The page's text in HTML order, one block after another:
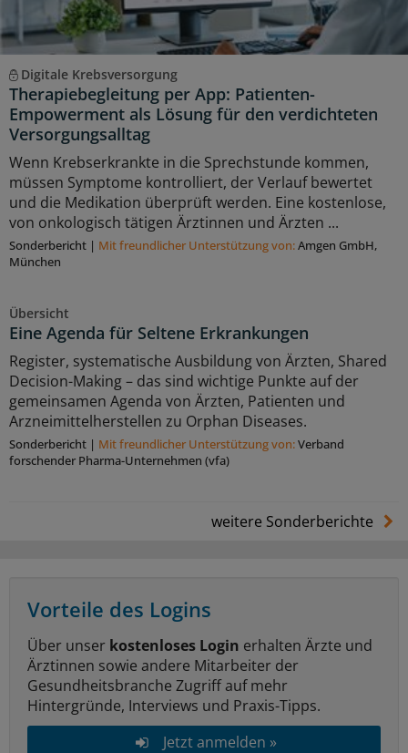
Digitale Krebsversorgung
Therapiebegleitung per App: Patienten-
Empowerment als Lösung für den verdichteten
Versorgungsalltag
Wenn Krebserkrankte in die Sprechstunde kommen,
müssen Symptome kontrolliert, der Verlauf bewertet
und die Medikation überprüft werden. Eine kostenlose,
von onkologisch tätigen Ärztinnen und Ärzten ...
Sonderbericht | Mit freundlicher Unterstützung von:Amgen GmbH,
München
Übersicht
Eine Agenda für Seltene Erkrankungen
Register, systematische Ausbildung von Ärzten, Shared
Decision-Making – das sind wichtige Punkte auf der
gemeinsamen Agenda von Ärzten, Patienten und
Arzneimittelherstellen zu Orphan Diseases.
Sonderbericht | Mit freundlicher Unterstützung von:Verband
forschender Pharma-Unternehmen (vfa)
weitere Sonderberichte
Vorteile des Logins
Über unser kostenloses Login erhalten Ärzte und
Ärztinnen sowie andere Mitarbeiter der
Gesundheitsbranche Zugriff auf mehr
Hintergründe, Interviews und Praxis-Tipps.
Jetzt anmelden »